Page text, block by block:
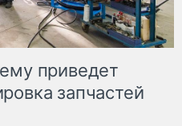
приведет
запчастей